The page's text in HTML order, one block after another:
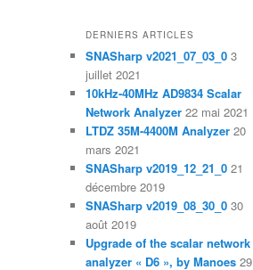
DERNIERS ARTICLES
SNASharp v2021_07_03_0 3
juillet 2021
10kHz-40MHz AD9834 Scalar
Network Analyzer 22 mai 2021
LTDZ 35M-4400M Analyzer 20
mars 2021
SNASharp v2019_12_21_0 21
décembre 2019
SNASharp v2019_08_30_0 30
août 2019
Upgrade of the scalar network
analyzer « D6 », by Manoes 29